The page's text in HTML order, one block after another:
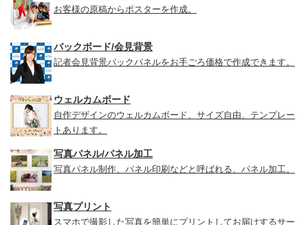
お客様の原稿からポスターを作成。
バックボード/会見背景
記者会見背景バックパネルをお手ごろ価格で作成できます。
ウェルカムボード
自作デザインのウェルカムボード、サイズ自由、テンプレー
トあります。
写真パネル/パネル加工
写真パネル制作、パネル印刷などと呼ばれる、パネル加工。
写真プリント
スマホで撮影した写真を簡単にプリントしてお届けするサー